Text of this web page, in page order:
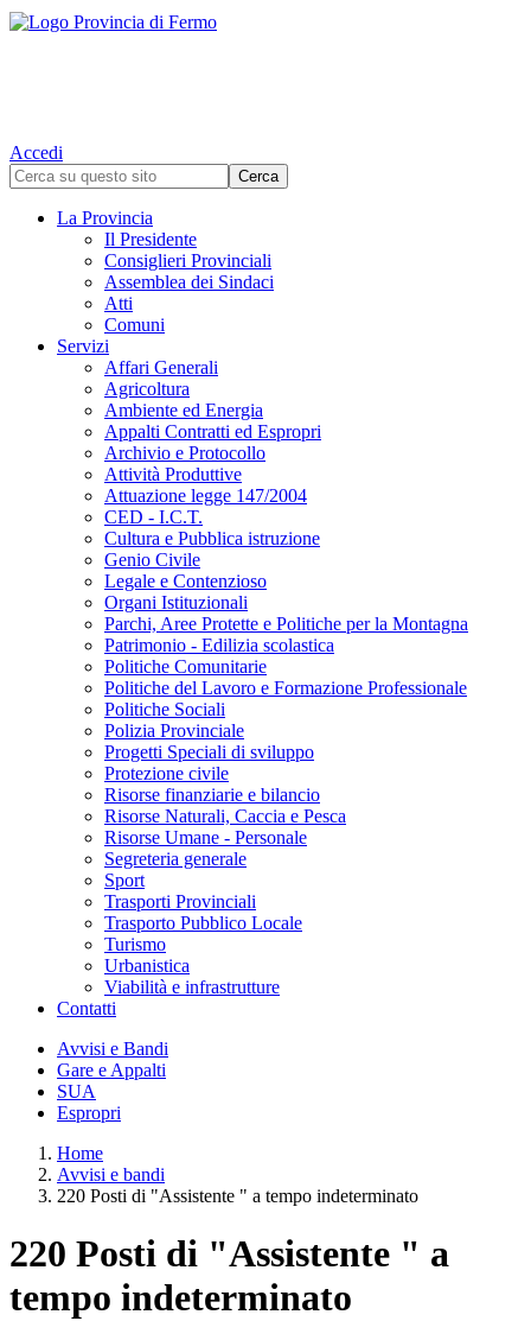
Accedi
La Provincia
Il Presidente
Consiglieri Provinciali
Assemblea dei Sindaci
Atti
Comuni
Servizi
Affari Generali
Agricoltura
Ambiente ed Energia
Appalti Contratti ed Espropri
Archivio e Protocollo
Attività Produttive
Attuazione legge 147/2004
CED - I.C.T.
Cultura e Pubblica istruzione
Genio Civile
Legale e Contenzioso
Organi Istituzionali
Parchi, Aree Protette e Politiche per la Montagna
Patrimonio - Edilizia scolastica
Politiche Comunitarie
Politiche del Lavoro e Formazione Professionale
Politiche Sociali
Polizia Provinciale
Progetti Speciali di sviluppo
Protezione civile
Risorse finanziarie e bilancio
Risorse Naturali, Caccia e Pesca
Risorse Umane - Personale
Segreteria generale
Sport
Trasporti Provinciali
Trasporto Pubblico Locale
Turismo
Urbanistica
Viabilità e infrastrutture
Contatti
Avvisi e Bandi
Gare e Appalti
SUA
Espropri
Home
Avvisi e bandi
220 Posti di "Assistente " a tempo indeterminato
220 Posti di "Assistente " a
tempo indeterminato